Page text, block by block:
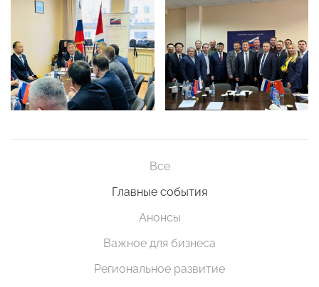
Все
Главные события
Анонсы
Важное для бизнеса
Региональное развитие